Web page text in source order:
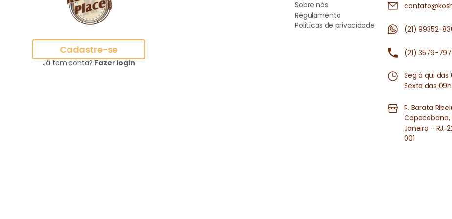
Cadastre-se
Já tem conta? Fazer login
Sobre nós
Regulamento
Politícas de privacidade
(21) 99352-
(21) 3579-
Seg à qui das
Sexta das
R. Barata
Copacabana,
Janeiro - RJ,
001